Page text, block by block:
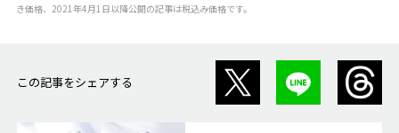
き価格、2021年4月1日以降公開の記事は税込み価格です。
この記事をシェアする